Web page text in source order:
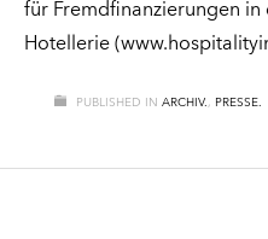
für Fremdfinanzierungen in
Hotellerie
PUBLISHED IN ARCHIV. , PRESSE.